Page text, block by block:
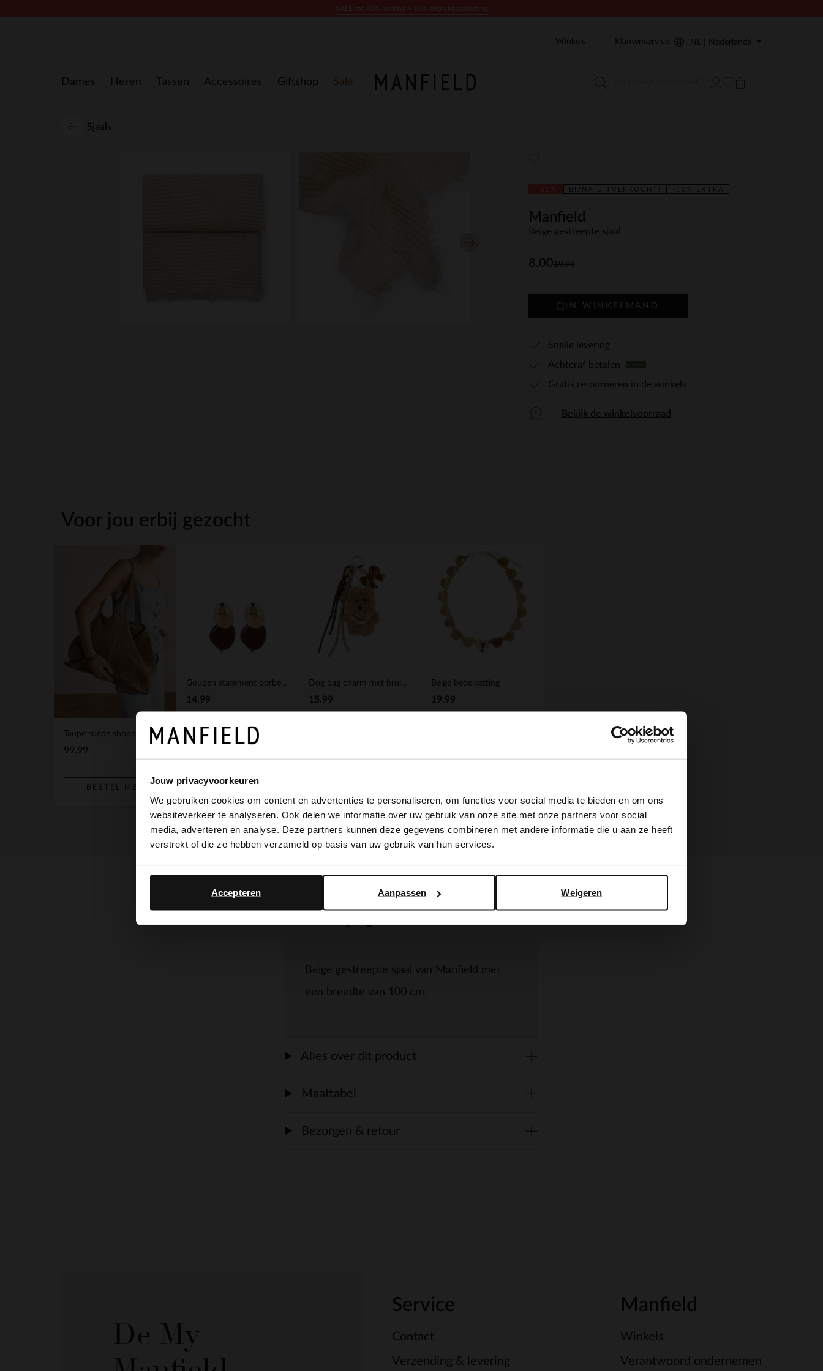
Jouw privacyvoorkeuren
We gebruiken cookies om content en advertenties te personaliseren, om functies voor social media te bieden en om ons
websiteverkeer te analyseren. Ook delen we informatie over uw gebruik van onze site met onze partners voor social
media, adverteren en analyse. Deze partners kunnen deze gegevens combineren met andere informatie die u aan ze heeft
verstrekt of die ze hebben verzameld op basis van uw gebruik van hun services.
Weigeren
Aanpassen
Accepteren
Dames Heren Tassen Accessoires Giftshop Sale
Winkels Klantenservice NL | Nederlands
Sjaals
BIJNA UITVERKOCHT! -10% EXTRA
Manfield
Beige gestreepte sjaal
19.99
8.00
IN WINKELMAND
Snelle levering
Achteraf betalen
Gratis retourneren in de winkels
Bekijk de winkelvoorraad
Voor jou erbij gezocht
Taupe suède shopper
99.99
BESTEL MEE
Gouden statement oorbellen met bruine knopen
14.99
BESTEL MEE
Dog bag charm met bruine korten
15.99
Beige bedelketting
19.99
Beige gestreepte sjaal van Manfield met
een breedte van 100 cm.
Alles over dit product
Maattabel
Bezorgen & retour
De My
Service
Contact
Verzending & levering
Manfield
Winkels
Verantwoord ondernemen
×
It looks like your language isn't Dutch. Would you like to